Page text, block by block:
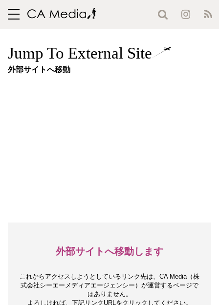
toggle
Jump To External Site
外部サイトへ移動
外部サイトへ移動します
これからアクセスしようとしているリンク先は、 CA Media（株
式会社シーエーメディアエージェンシー）が運営するページで
はありません。
よろしければ、下記リンクURLをクリックしてください。